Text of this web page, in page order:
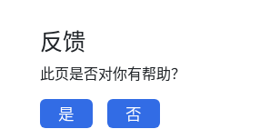
反馈
此页是否对你有帮助？
是 否